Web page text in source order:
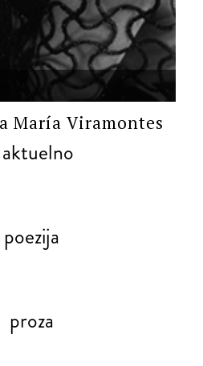
María Viramontes
aktuelno
poezija
proza